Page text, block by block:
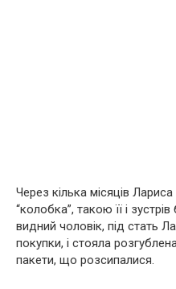
Через кілька місяців
“колобка”, такою її і
видний чоловік, під стать
покупки, і стояла
пакети, що розсипалися.